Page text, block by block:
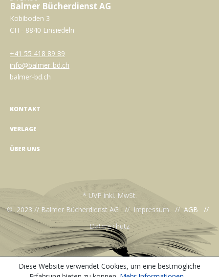
Balmer Bücherdienst AG
Kobiboden 3
CH - 8840 Einsiedeln
+41 55 418 89 89
info@balmer-bd.ch
balmer-bd.ch
KONTAKT
VERLAGE
ÜBER UNS
* UVP inkl. MwSt.
© 2023 // Balmer Bücherdienst AG // Impressum // AGB //
Datenschutz
Diese Website verwendet Cookies, um eine bestmögliche